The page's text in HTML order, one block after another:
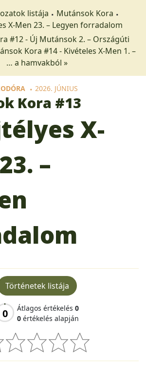
listája
Mutánsok Kora
X-Men 23. – Legyen forradalom
#12 - Új Mutánsok 2. – Országúti
Kora #14 - Kivételes X-Men 1. –
… a hamvakból »
2026. JÚNIUS
Kora #13
X-
–
Történetek listája
0 Átlagos értékelés 0
0 értékelés alapján